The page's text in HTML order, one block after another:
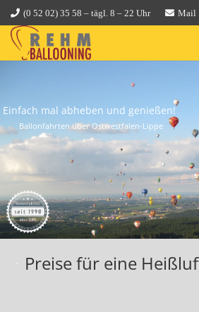
(0 52 02) 35 58 – tägl. 8 – 22 Uhr Mail
Ballonfahrten über Ostwestfalen-Lippe
Einfach mal abheben und genießen!
Preise für eine